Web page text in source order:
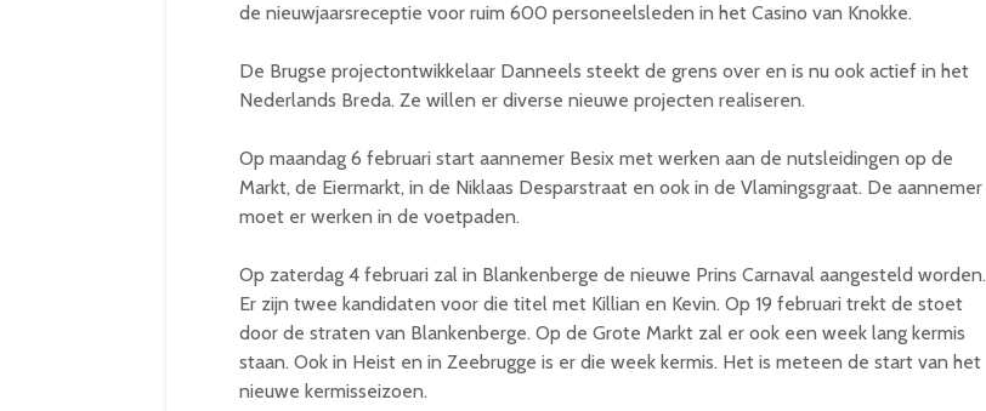
de nieuwjaarsreceptie voor ruim 600 personeelsleden in het Casino van Knokke.
De Brugse projectontwikkelaar Danneels steekt de grens over en is nu ook actief in het
Nederlands Breda. Ze willen er diverse nieuwe projecten realiseren.
Op maandag 6 februari start aannemer Besix met werken aan de nutsleidingen op de
Markt, de Eiermarkt, in de Niklaas Desparstraat en ook in de Vlamingsgraat. De aannemer
moet er werken in de voetpaden.
Op zaterdag 4 februari zal in Blankenberge de nieuwe Prins Carnaval aangesteld worden.
Er zijn twee kandidaten voor die titel met Killian en Kevin. Op 19 februari trekt de stoet
door de straten van Blankenberge. Op de Grote Markt zal er ook een week lang kermis
staan. Ook in Heist en in Zeebrugge is er die week kermis. Het is meteen de start van het
nieuwe kermisseizoen.